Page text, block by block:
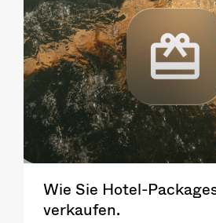
Wie Sie Hotel-
verkaufen.